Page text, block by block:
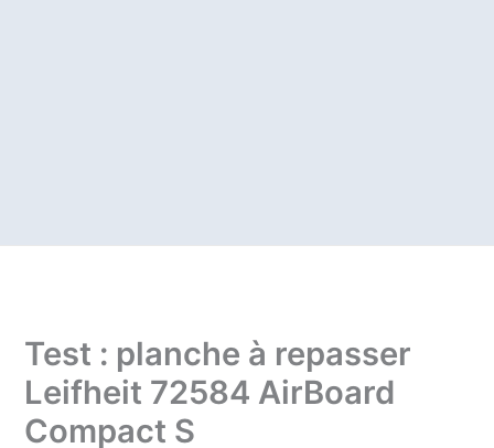
Test : planche à repasser
Leifheit 72584 AirBoard
Compact S